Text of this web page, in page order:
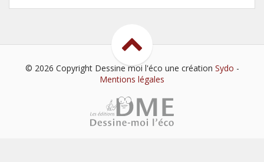
© 2026 Copyright Dessine moi l'éco une création Sydo -
Mentions légales